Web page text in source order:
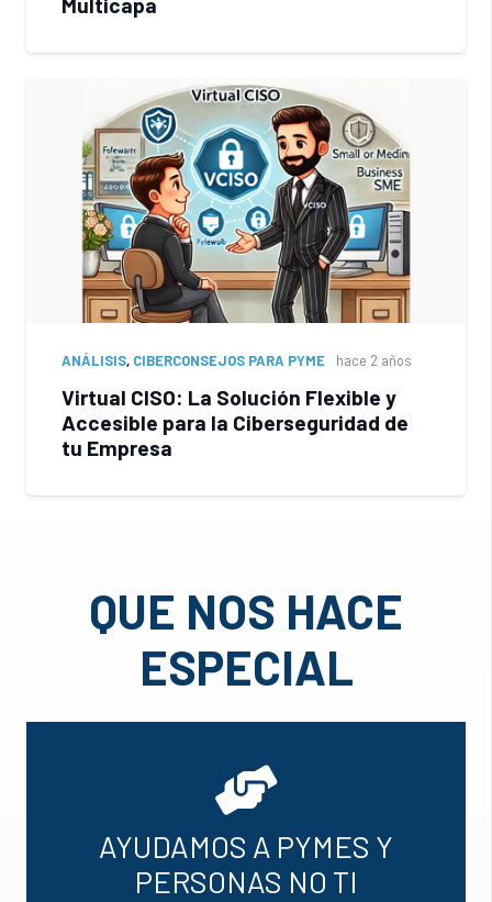
Multicapa
ANÁLISIS, CIBERCONSEJOS PARA PYME hace 2 años
Virtual CISO: La Solución Flexible y
Accesible para la Ciberseguridad de
tu Empresa
QUE NOS HACE
ESPECIAL
AYUDAMOS A PYMES Y
PERSONAS NO TI